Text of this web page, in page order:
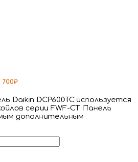
700₽
Daikin DCP600TC используется
серии FWF-CT. Панель
дополнительным